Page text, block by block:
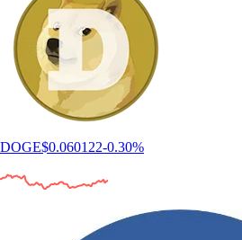
DOGE$0.060122-0.30%